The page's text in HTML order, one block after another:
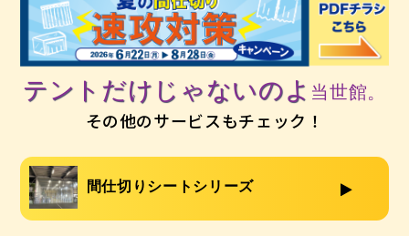
テントだけじゃないのよ 当世館。
その他のサービスもチェック！
間仕切りシートシリーズ